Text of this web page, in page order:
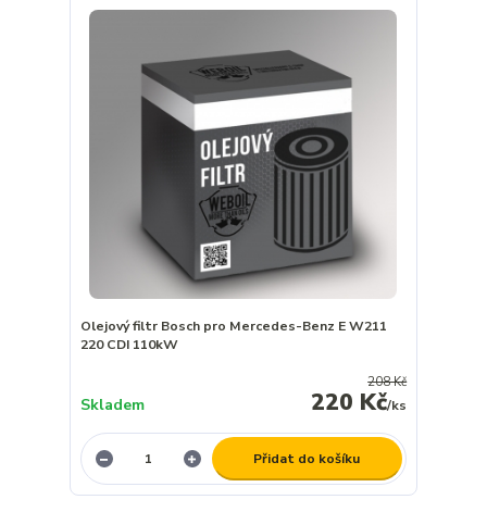
Olejový filtr Bosch pro Mercedes-Benz E W211
220 CDI 110kW
208 Kč
220 Kč/ks
Skladem
Přidat do košíku